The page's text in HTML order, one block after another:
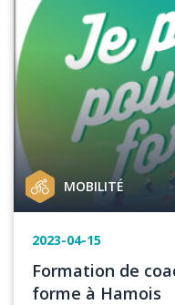
Catégorie
de
MOBILITÉ
Date
de
l'événement
2023-04-15
Titre
de
Formation de
forme à Hamois